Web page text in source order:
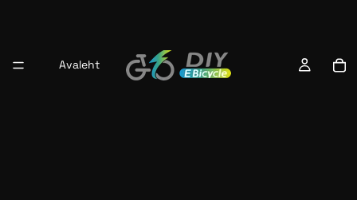
Avaleht